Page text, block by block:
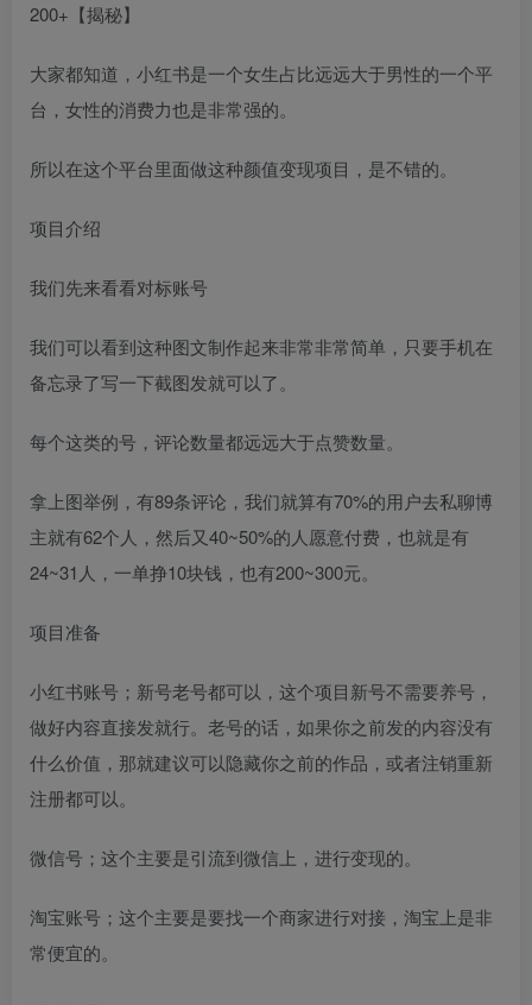
大家都知道，小红书是一个女生占比远远大于男性的一个平
台，女性的消费力也是非常强的。
所以在这个平台里面做这种颜值变现项目，是不错的。
项目介绍
我们先来看看对标账号
我们可以看到这种图文制作起来非常非常简单，只要手机在
备忘录了写一下截图发就可以了。
每个这类的号，评论数量都远远大于点赞数量。
拿上图举例，有89条评论，我们就算有70%的用户去私聊博
主就有62个人，然后又40~50%的人愿意付费，也就是有
24~31人，一单挣10块钱，也有200~300元。
项目准备
小红书账号；新号老号都可以，这个项目新号不需要养号，
做好内容直接发就行。老号的话，如果你之前发的内容没有
什么价值，那就建议可以隐藏你之前的作品，或者注销重新
注册都可以。
微信号；这个主要是引流到微信上，进行变现的。
淘宝账号；这个主要是要找一个商家进行对接，淘宝上是非
常便宜的。